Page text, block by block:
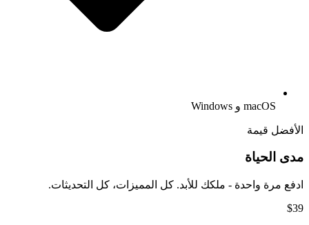
macOS و Windows
الأفضل قيمة
مدى الحياة
ادفع مرة واحدة - ملكك للأبد. كل المميزات، كل التحديثات.
$39